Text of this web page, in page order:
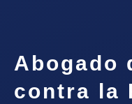
Abogado
contra la